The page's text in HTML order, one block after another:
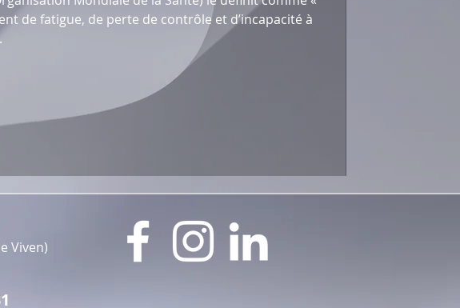
de fatigue, de perte de contrôle et d’incapacité à
Viven)